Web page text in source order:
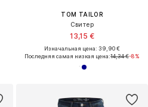
TOM TAILOR
Свитер
13,15 €
Изначальная цена: 39,90 €
Последняя самая низкая цена:14,34 €-8%